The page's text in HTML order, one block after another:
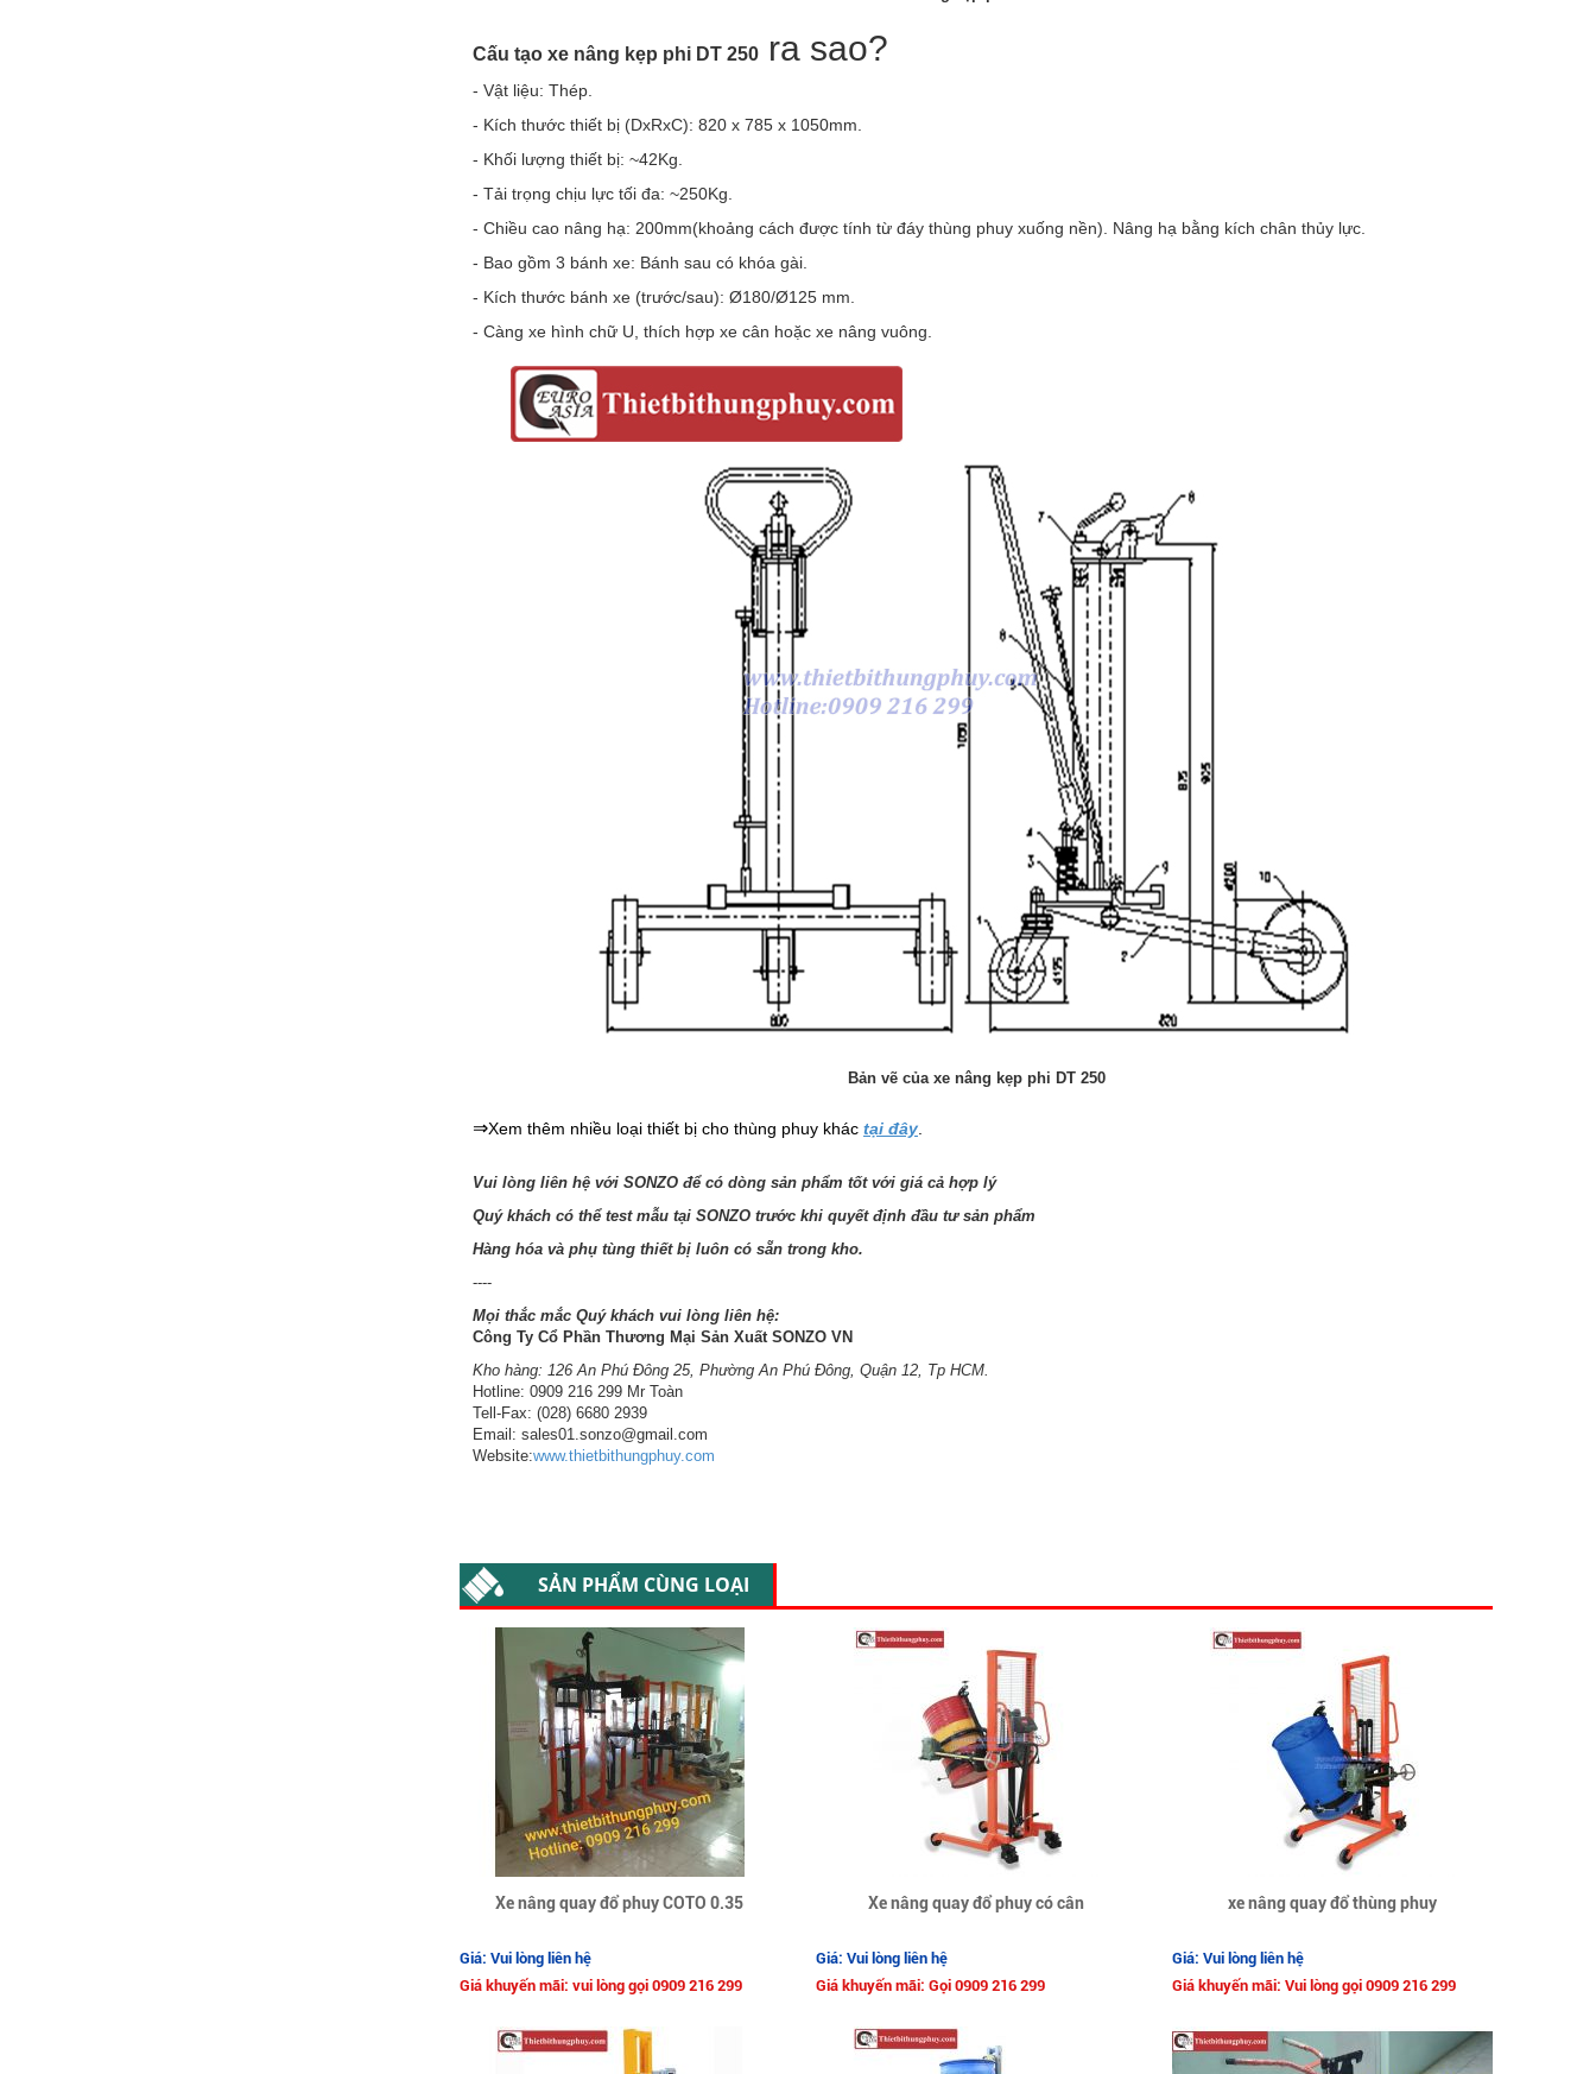
Cấu tạo xe nâng kẹp phi DT 250 ra sao?
- Vật liệu: Thép.
- Kích thước thiết bị (DxRxC): 820 x 785 x 1050mm.
- Khối lượng thiết bị: ~42Kg.
- Tải trọng chịu lực tối đa: ~250Kg.
- Chiều cao nâng hạ: 200mm(khoảng cách được tính từ đáy thùng phuy xuống nền). Nâng hạ bằng kích chân thủy lực.
- Bao gồm 3 bánh xe: Bánh sau có khóa gài.
- Kích thước bánh xe (trước/sau): Ø180/Ø125 mm.
- Càng xe hình chữ U, thích hợp xe cân hoặc xe nâng vuông.
Bản vẽ của xe nâng kẹp phi DT 250
⇒Xem thêm nhiều loại thiết bị cho thùng phuy khác tại đây.
Vui lòng liên hệ với SONZO để có dòng sản phẩm tốt với giá cả hợp lý
Quý khách có thể test mẫu tại SONZO trước khi quyết định đầu tư sản phẩm
Hàng hóa và phụ tùng thiết bị luôn có sẵn trong kho.
----
Mọi thắc mắc Quý khách vui lòng liên hệ:
Công Ty Cổ Phần Thương Mại Sản Xuất SONZO VN
Kho hàng: 126 An Phú Đông 25, Phường An Phú Đông, Quận 12, Tp HCM.
Hotline: 0909 216 299 Mr Toàn
Tell-Fax: (028) 6680 2939
Email: sales01.sonzo@gmail.com
Website:www.thietbithungphuy.com
SẢN PHẨM CÙNG LOẠI
Xe nâng quay đổ phuy COTO 0.35
Giá: Vui lòng liên hệ
Giá khuyến mãi: vui lòng gọi 0909 216 299
Xe nâng quay đổ phuy có cân
Giá: Vui lòng liên hệ
Giá khuyến mãi: Gọi 0909 216 299
xe nâng quay đổ thùng phuy
Giá: Vui lòng liên hệ
Giá khuyến mãi: Vui lòng gọi 0909 216 299